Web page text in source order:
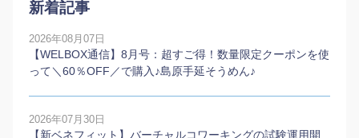
新着記事
2026年08月07日
【WELBOX通信】8月号：超すご得！数量限定クーポンを使
って＼60％OFF／で購入♪島原手延そうめん♪
2026年07月30日
【新ベネフィット】バーチャルコワーキングの試験運用開